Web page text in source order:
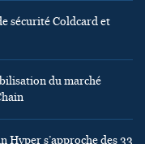
sécurité Coldcard et
du marché
Hyper s’approche des 33